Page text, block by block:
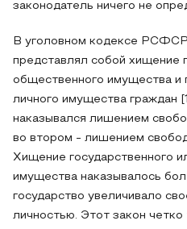
законодатель ничего не
В уголовном кодексе
представлял собой хищение
общественного имущества и
личного имущества граждан
наказывался лишением
во втором - лишением
Хищение государственного
имущества наказывалось
государство увеличивало
личностью. Этот закон четко